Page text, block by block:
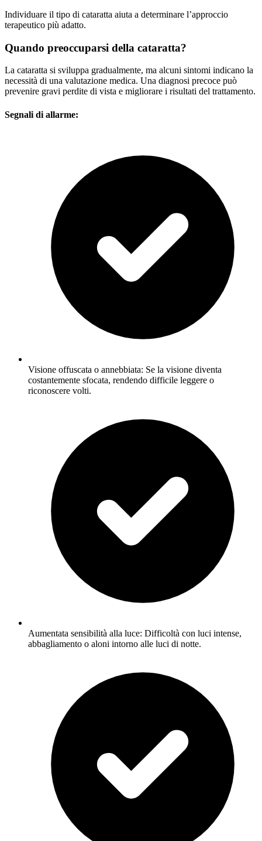
Individuare il tipo di cataratta aiuta a determinare l’approccio
terapeutico più adatto.
Quando preoccuparsi della cataratta?
La cataratta si sviluppa gradualmente, ma alcuni sintomi indicano la
necessità di una valutazione medica. Una diagnosi precoce può
prevenire gravi perdite di vista e migliorare i risultati del trattamento.
Segnali di allarme:
Visione offuscata o annebbiata: Se la visione diventa
costantemente sfocata, rendendo difficile leggere o
riconoscere volti.
Aumentata sensibilità alla luce: Difficoltà con luci intense,
abbagliamento o aloni intorno alle luci di notte.